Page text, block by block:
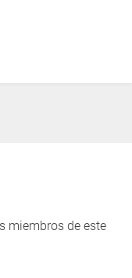
miembros de este